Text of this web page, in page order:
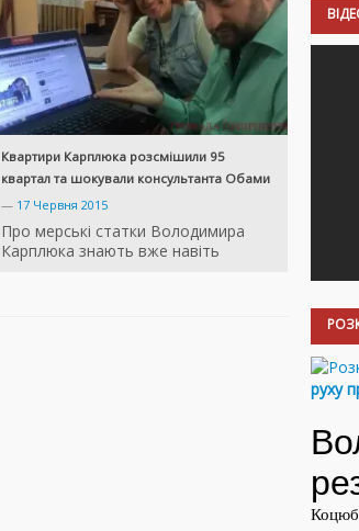
Квартири Карплюка розсмішили 95
квартал та шокували консультанта Обами
— 17 Червня 2015
Про мерські статки Володимира
Карплюка знають вже навіть
руху